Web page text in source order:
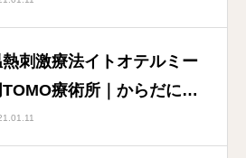
刺激療法イトオテルミー
TOMO療術所｜からだにぬ
りと刺激を与えること
自然治癒力に働きかけ、